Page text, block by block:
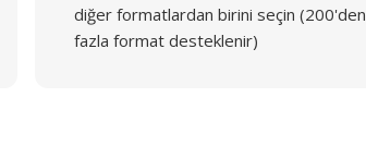
diğer formatlardan birini seçin (200'den
fazla format desteklenir)